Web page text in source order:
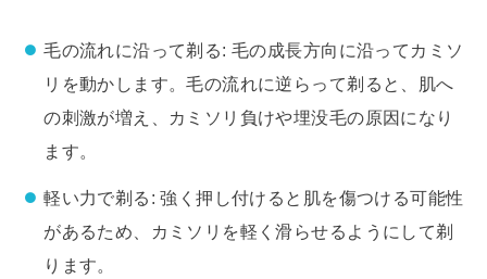
毛の流れに沿って剃る: 毛の成長方向に沿ってカミソ
リを動かします。毛の流れに逆らって剃ると、肌へ
の刺激が増え、カミソリ負けや埋没毛の原因になり
ます。
軽い力で剃る: 強く押し付けると肌を傷つける可能性
があるため、カミソリを軽く滑らせるようにして剃
ります。